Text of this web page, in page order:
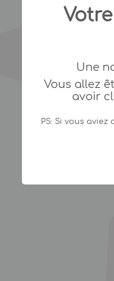
Une
Vous allez
avoir
PS: Si vous